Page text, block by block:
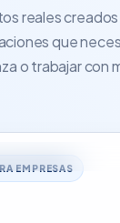
reales creados
que
o trabajar con
EMPRESAS